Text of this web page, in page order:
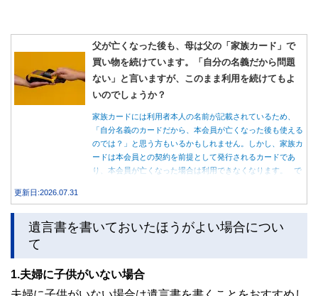
父が亡くなった後も、母は父の「家族カード」で
買い物を続けています。「自分の名義だから問題
ない」と言いますが、このまま利用を続けてもよ
いのでしょうか？
家族カードには利用者本人の名前が記載されているため、
「自分名義のカードだから、本会員が亡くなった後も使える
のでは？」と思う方もいるかもしれません。しかし、家族カ
ードは本会員との契約を前提として発行されるカードであ
り、本会員が亡くなった場合は利用できなくなります。 で
族が行うべき手続きについて分かりやすく解説します。
更新日:2026.07.31
遺言書を書いておいたほうがよい場合につい
て
1.夫婦に子供がいない場合